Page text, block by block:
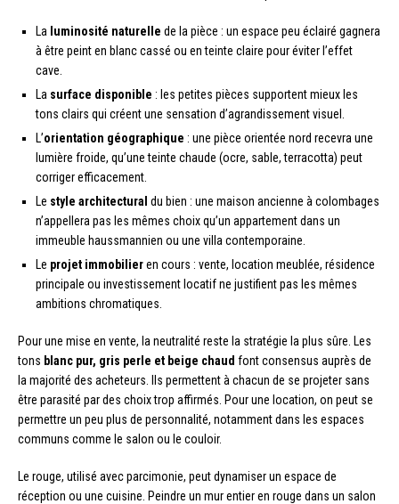
La luminosité naturelle de la pièce : un espace peu éclairé gagnera
à être peint en blanc cassé ou en teinte claire pour éviter l’effet
cave.
La surface disponible : les petites pièces supportent mieux les
tons clairs qui créent une sensation d’agrandissement visuel.
L’orientation géographique : une pièce orientée nord recevra une
lumière froide, qu’une teinte chaude (ocre, sable, terracotta) peut
corriger efficacement.
Le style architectural du bien : une maison ancienne à colombages
n’appellera pas les mêmes choix qu’un appartement dans un
immeuble haussmannien ou une villa contemporaine.
Le projet immobilieren cours : vente, location meublée, résidence
principale ou investissement locatif ne justifient pas les mêmes
ambitions chromatiques.
Pour une mise en vente, la neutralité reste la stratégie la plus sûre. Les
tons blanc pur, gris perle et beige chaud font consensus auprès de
la majorité des acheteurs. Ils permettent à chacun de se projeter sans
être parasité par des choix trop affirmés. Pour une location, on peut se
permettre un peu plus de personnalité, notamment dans les espaces
communs comme le salon ou le couloir.
Le rouge, utilisé avec parcimonie, peut dynamiser un espace de
réception ou une cuisine. Peindre un mur entier en rouge dans un salon